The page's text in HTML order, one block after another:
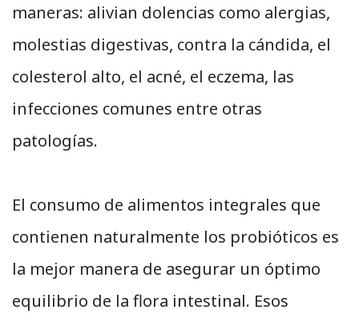
maneras: alivian dolencias como alergias,
molestias digestivas, contra la cándida, el
colesterol alto, el acné, el eczema, las
infecciones comunes entre otras
patologías.
El consumo de alimentos integrales que
contienen naturalmente los probióticos es
la mejor manera de asegurar un óptimo
equilibrio de la flora intestinal. Esos